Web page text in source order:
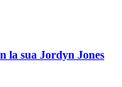
la sua Jordyn Jones